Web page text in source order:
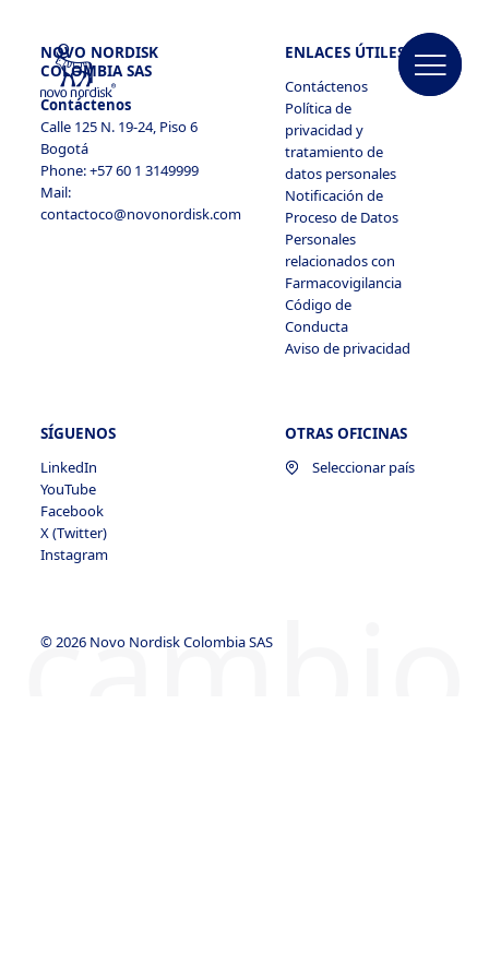
NOVO NORDISK
COLOMBIA SAS
Contáctenos
Calle 125 N. 19-24, Piso 6
Bogotá
Phone: +57 60 1 3149999
Mail:
contactoco@novonordisk.com
ENLACES ÚTILES
Contáctenos
Política de
privacidad y
tratamiento de
datos personales
Notificación de
Proceso de Datos
Personales
relacionados con
Farmacovigilancia
Código de
Conducta
Aviso de privacidad
SÍGUENOS
LinkedIn
YouTube
Facebook
X (Twitter)
Instagram
OTRAS OFICINAS
Seleccionar país
© 2026 Novo Nordisk Colombia SAS
cambio